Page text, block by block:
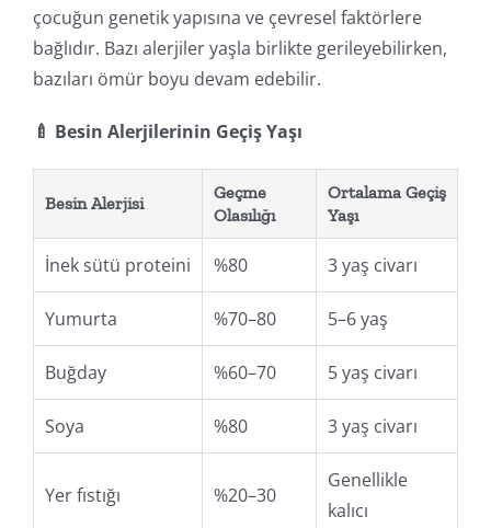
çocuğun genetik yapısına ve çevresel faktörlere
bağlıdır. Bazı alerjiler yaşla birlikte gerileyebilirken,
bazıları ömür boyu devam edebilir.
🍼 Besin Alerjilerinin Geçiş Yaşı
Besin Alerjisi
Geçme
Olasılığı
Ortalama Geçiş
Yaşı
İnek sütü proteini %80 3 yaş civarı
Yumurta %70–80 5–6 yaş
Buğday %60–70 5 yaş civarı
Soya %80 3 yaş civarı
Yer fıstığı %20–30
Genellikle
kalıcı